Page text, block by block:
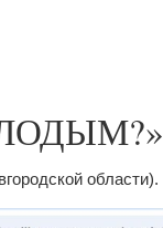
области).